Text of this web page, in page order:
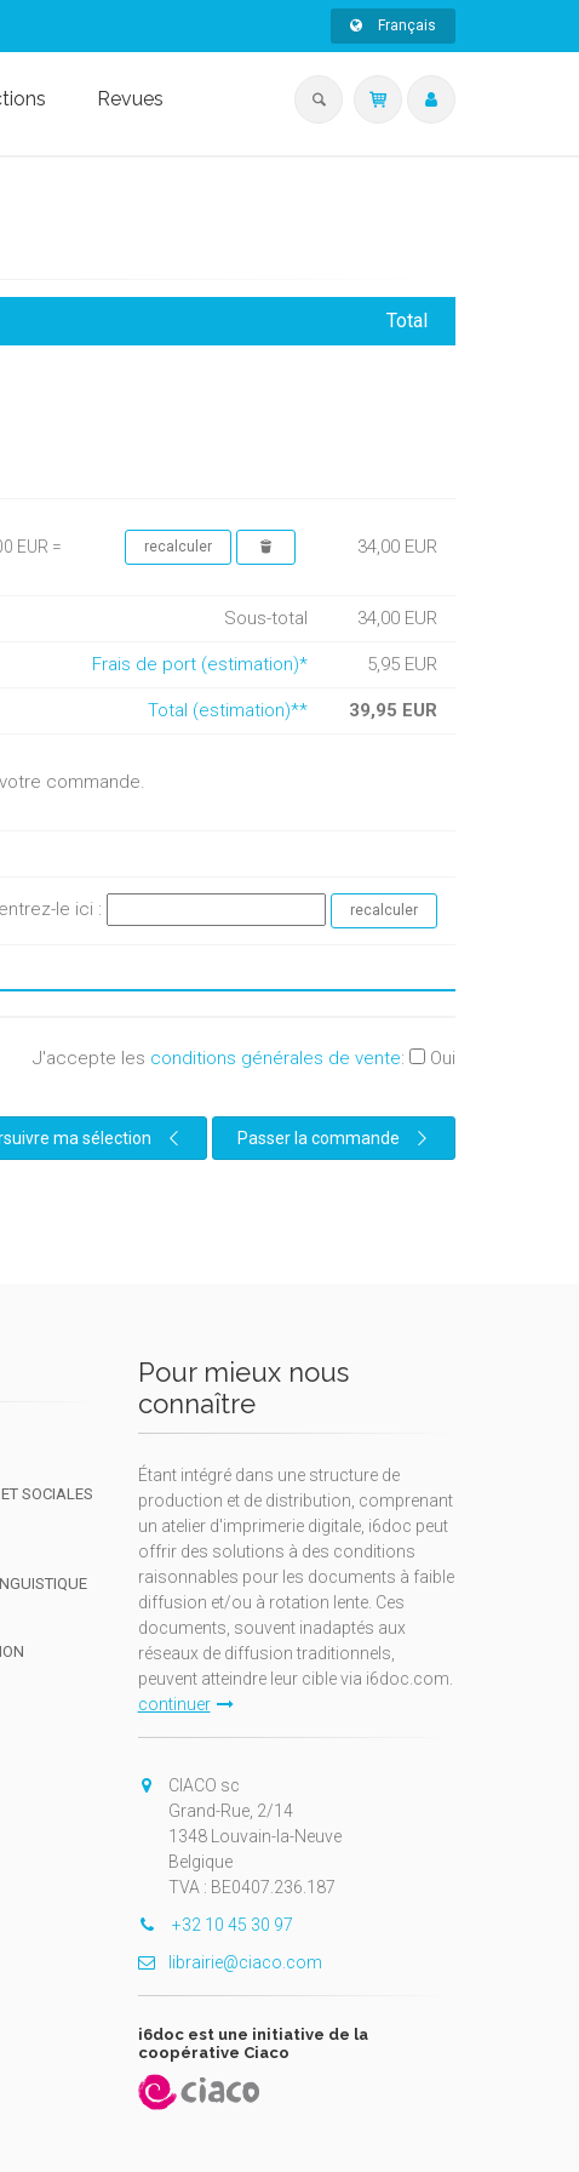
Français
Revues
Total
EUR = 34,00 EUR
Sous-total 34,00 EUR
Frais de port (estimation)* 5,95 EUR
Total (estimation)** 39,95 EUR
commande.
le ici :
J'accepte les conditions générales de vente: Oui
ma sélection Passer la commande
SOCIALES
Pour mieux nous
connaître
Étant intégré dans une structure de
production et de distribution, comprenant
un atelier d'imprimerie digitale, i6doc peut
offrir des solutions à des conditions
raisonnables pour les documents à faible
diffusion et/ou à rotation lente. Ces
documents, souvent inadaptés aux
réseaux de diffusion traditionnels,
peuvent atteindre leur cible via i6doc.com.
continuer
CIACO sc
Grand-Rue, 2/14
1348 Louvain-la-Neuve
Belgique
TVA : BE0407.236.187
+32 10 45 30 97
librairie@ciaco.com
i6doc est une initiative de la
coopérative Ciaco